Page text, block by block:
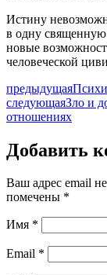
Истину
в одну
новые
человеческой
предыдущая
следующаяЗло и
отношениях
Добавить
Ваш адрес email
помечены *
Имя *
Email *